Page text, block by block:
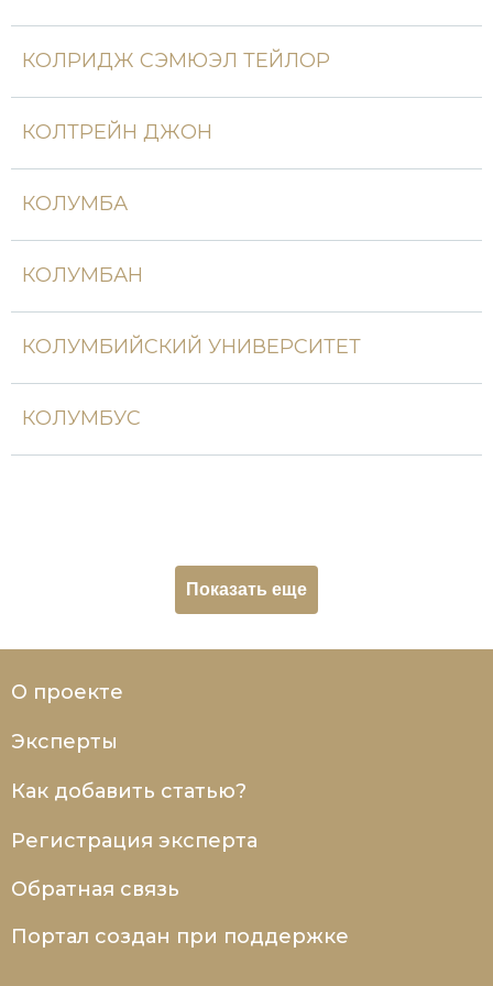
Новая история
Новейшая история
Нумизматика
Образование
Общественные объединения и организации
Политическая история
Революции и народные движения
Россия
Северная Америка
Южная Америка
КОЛРИДЖ СЭМЮЭЛ ТЕЙЛОР
КОЛТРЕЙН ДЖОН
КОЛУМБА
КОЛУМБАН
КОЛУМБИЙСКИЙ УНИВЕРСИТЕТ
КОЛУМБУС
Показать еще
О проекте
Эксперты
Как добавить статью?
Регистрация эксперта
Обратная связь
Портал создан при поддержке